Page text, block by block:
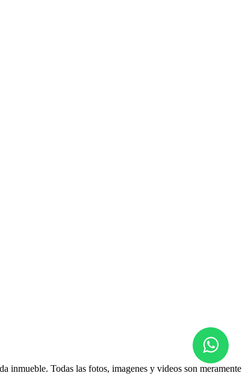
inmueble. Todas las fotos, imagenes y videos son meramente